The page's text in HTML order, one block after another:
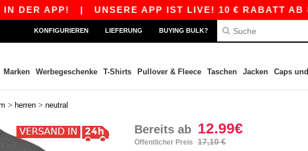
APP!|UNSERE APP IST LIVE! 10 € RABATT AB 80 €
KONFIGURIEREN LIEFERUNG BUYING BULK?
Marken Werbegeschenke T-Shirts Pullover & Fleece Taschen Jacken Caps
> herren > neutral
Bereits ab 12.99€
Öffentlicher Preis 17,10 €